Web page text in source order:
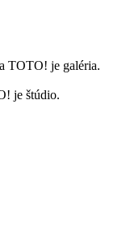
TOTO! je galéria.
je štúdio.